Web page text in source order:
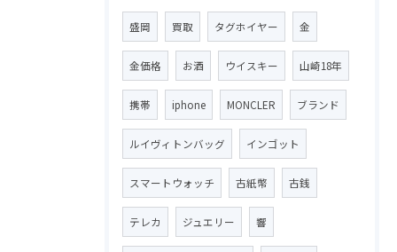
盛岡 買取 タグホイヤー 金
金価格 お酒 ウイスキー 山崎18年
携帯 iphone MONCLER ブランド
ルイヴィトンバッグ インゴット
スマートウォッチ 古紙幣 古銭
テレカ ジュエリー 響